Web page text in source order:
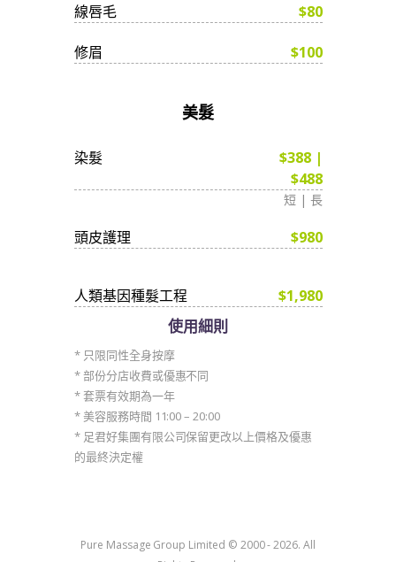
線唇毛 $80
修眉 $100
美髮
染髮
$388 |
$488
短 | 長
頭皮護理 $980
人類基因種髮工程 $1,980
使用細則
* 只限同性全身按摩
* 部份分店收費或優惠不同
* 套票有效期為一年
* 美容服務時間 11:00 – 20:00
* 足君好集團有限公司保留更改以上價格及優惠
的最終決定權
Pure Massage Group Limited © 2000 - 2026. All